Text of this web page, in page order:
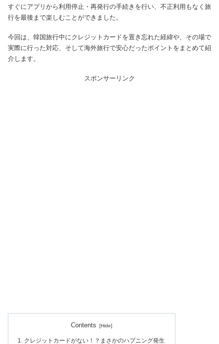
すぐにアプリから利用停止・再発行の手続きを行い、不正利用もなく旅
行を最後まで楽しむことができました。
今回は、韓国旅行中にクレジットカードを置き忘れた経緯や、その場で
実際に行った対応、そして海外旅行で安心だったポイントをまとめて紹
介します。
スポンサーリンク
Contents
クレジットカードがない！？まさかのハプニング発生